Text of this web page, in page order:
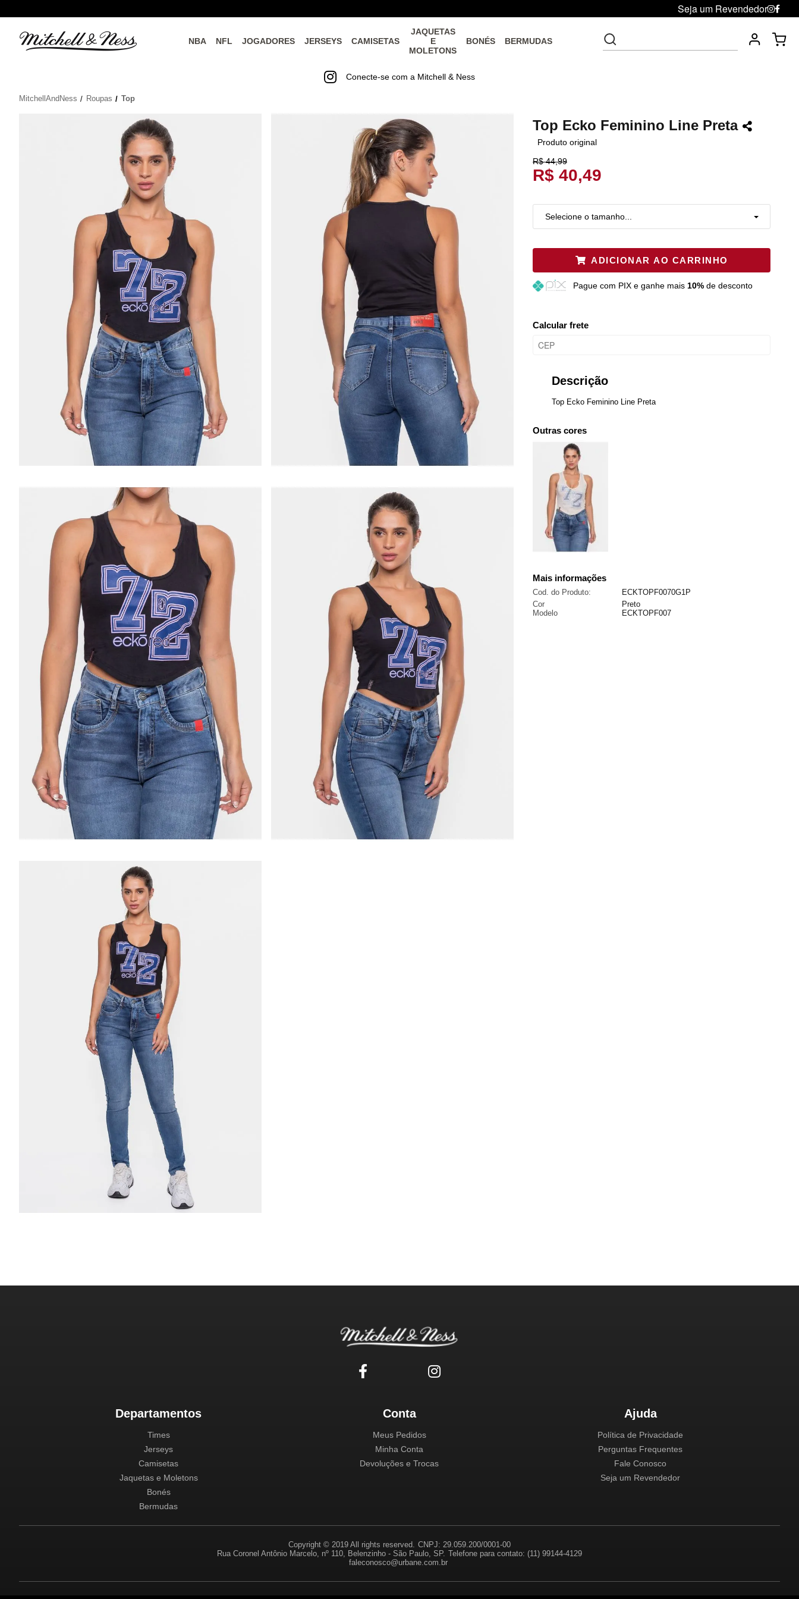
Seja um Revendedor
NBA NFL JOGADORES JERSEYS CAMISETAS
JAQUETAS
E
MOLETONS
BONÉS BERMUDAS
Conecte-se com a Mitchell & Ness
MitchellAndNess Roupas Top
Top Ecko Feminino Line Preta
Produto original
R$ 44,99
R$ 40,49
Selecione o tamanho...
Restam mais de 6 itens
G Restam mais de 6 itens
ADICIONAR AO CARRINHO
Pague com PIX e ganhe mais 10%de desconto
Calcular frete
Descrição
Top Ecko Feminino Line Preta
Outras cores
Mais informações
Cod. do Produto:
ECKTOPF0070G1P
Cor
Preto
Modelo
ECKTOPF007
Departamentos
Times
Jerseys
Camisetas
Jaquetas e Moletons
Bonés
Bermudas
Conta
Meus Pedidos
Minha Conta
Devoluções e Trocas
Ajuda
Política de Privacidade
Perguntas Frequentes
Fale Conosco
Seja um Revendedor
Copyright © 2019 All rights reserved. CNPJ: 29.059.200/0001-00
Rua Coronel Antônio Marcelo, nº 110, Belenzinho - São Paulo, SP. Telefone para contato: (11) 99144-4129
faleconosco@urbane.com.br